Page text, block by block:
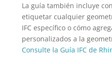
La guía también incluye
etiquetar cualquier
IFC específico o cómo
personalizados a la
Consulte la Guía IFC de